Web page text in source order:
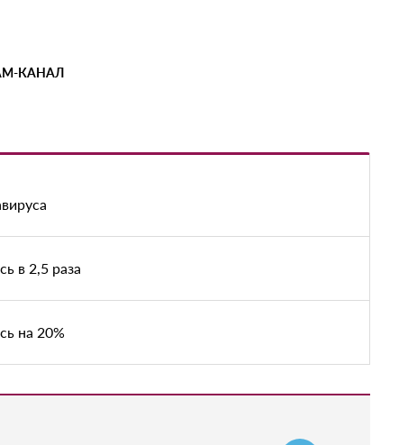
КАНАЛ
в 2,5 раза
на 20%